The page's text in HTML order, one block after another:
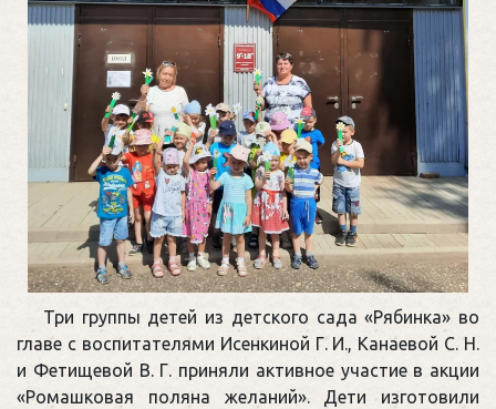
Три группы детей из детского сада «Рябинка» во
главе с воспитателями Исенкиной Г. И., Канаевой С. Н.
и Фетищевой В. Г. приняли активное участие в акции
«Ромашковая поляна желаний». Дети изготовили